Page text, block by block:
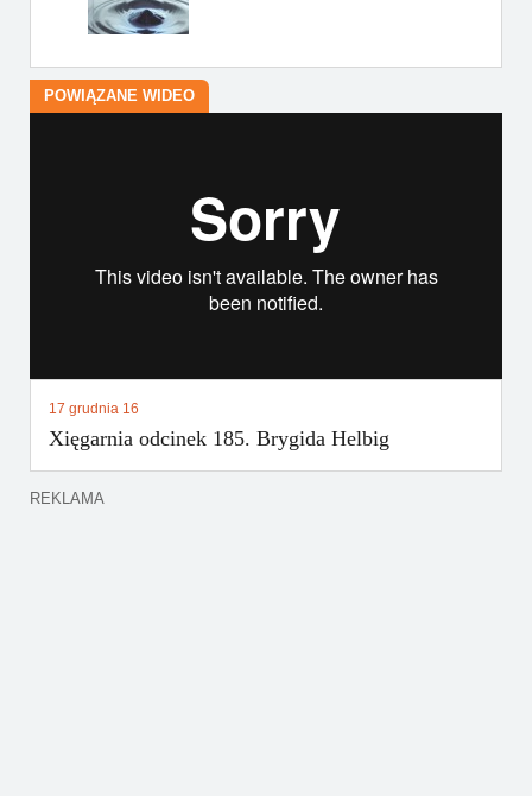
POWIĄZANE WIDEO
17 grudnia 16
Xięgarnia odcinek 185. Brygida Helbig
REKLAMA